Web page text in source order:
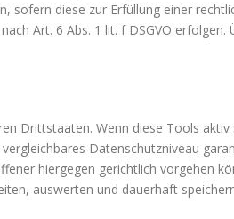
sofern diese zur Erfüllung einer
Art. 6 Abs. 1 lit. f DSGVO
Drittstaaten. Wenn diese Tools
Datenschutzniveau
hiergegen gerichtlich vorgehen
auswerten und dauerhaft